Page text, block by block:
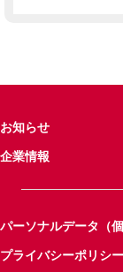
お知らせ
企業情報
パーソナルデータ（
プライバシーポリシー